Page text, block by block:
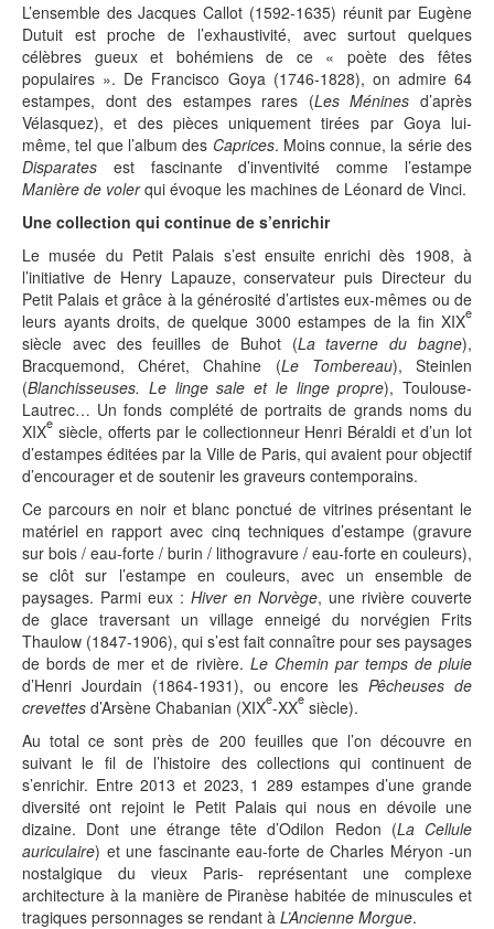
L’ensemble des Jacques Callot (1592-1635) réunit par Eugène
Dutuit est proche de l’exhaustivité, avec surtout quelques
célèbres gueux et bohémiens de ce « poète des fêtes
populaires ». De Francisco Goya (1746-1828), on admire 64
estampes, dont des estampes rares (Les Ménines d’après
Vélasquez), et des pièces uniquement tirées par Goya lui-
même, tel que l’album des Caprices. Moins connue, la série des
Disparates est fascinante d’inventivité comme l’estampe
Manière de volerqui évoque les machines de Léonard de Vinci.
Une collection qui continue de s’enrichir
Le musée du Petit Palais s’est ensuite enrichi dès 1908, à
l’initiative de Henry Lapauze, conservateur puis Directeur du
Petit Palais et grâce à la générosité d’artistes eux-mêmes ou de
leurs ayants droits, de quelque 3000 estampes de la fin XIXe
siècle avec des feuilles de Buhot (La taverne du bagne),
Bracquemond, Chéret, Chahine (Le Tombereau), Steinlen
(Blanchisseuses. Le linge sale et le linge propre), Toulouse-
Lautrec… Un fonds complété de portraits de grands noms du
XIXe siècle, offerts par le collectionneur Henri Béraldi et d’un lot
d’estampes éditées par la Ville de Paris, qui avaient pour objectif
d’encourager et de soutenir les graveurs contemporains.
Ce parcours en noir et blanc ponctué de vitrines présentant le
matériel en rapport avec cinq techniques d’estampe (gravure
sur bois / eau-forte / burin / lithogravure / eau-forte en couleurs),
se clôt sur l’estampe en couleurs, avec un ensemble de
paysages. Parmi eux : Hiver en Norvège, une rivière couverte
de glace traversant un village enneigé du norvégien Frits
Thaulow (1847-1906), qui s’est fait connaître pour ses paysages
de bords de mer et de rivière. Le Chemin par temps de pluie
d’Henri Jourdain (1864-1931), ou encore lesPêcheuses de
crevettes d’Arsène Chabanian (XIXe-XXe siècle).
Au total ce sont près de 200 feuilles que l’on découvre en
suivant le fil de l’histoire des collections qui continuent de
s’enrichir. Entre 2013 et 2023, 1 289 estampes d’une grande
diversité ont rejoint le Petit Palais qui nous en dévoile une
dizaine. Dont une étrange tête d’Odilon Redon (La Cellule
auriculaire) et une fascinante eau-forte de Charles Méryon -un
nostalgique du vieux Paris- représentant une complexe
architecture à la manière de Piranèse habitée de minuscules et
tragiques personnages se rendant à L’Ancienne Morgue.